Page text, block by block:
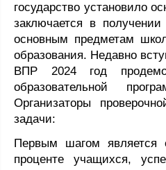
государство установило
заключается в
основным предметам
образования. Недавно
ВПР 2024 год
образовательной
Организаторы
задачи:
Первым шагом
проценте учащихся,